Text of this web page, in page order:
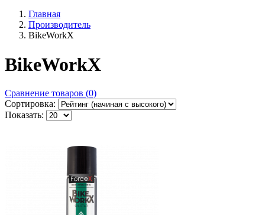
Главная
Производитель
BikeWorkX
BikeWorkX
Сравнение товаров (0)
Сортировка:
Показать: